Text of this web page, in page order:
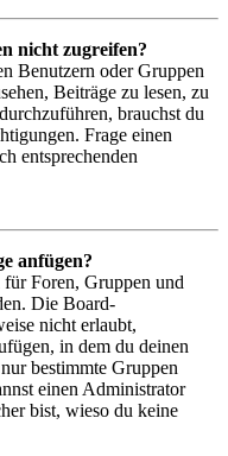
nicht zugreifen?
Benutzern oder Gruppen
Beiträge zu lesen, zu
brauchst du
Frage einen
entsprechenden
anfügen?
Foren, Gruppen und
Die Board-
nicht erlaubt,
in dem du deinen
bestimmte Gruppen
einen Administrator
bist, wieso du keine